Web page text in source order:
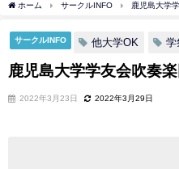
ホーム サークルINFO 鹿児島大学
サークルINFO 他大学OK 学
鹿児島大学学友会吹奏
2022年3月23日 2022年3月29日